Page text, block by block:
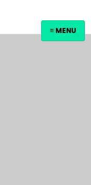
≡ MENU